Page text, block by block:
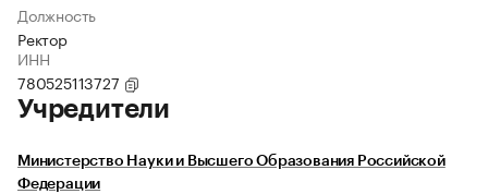
Должность
Ректор
ИНН
780525113727
Учредители
Министерство Науки и Высшего Образования Российской
Федерации